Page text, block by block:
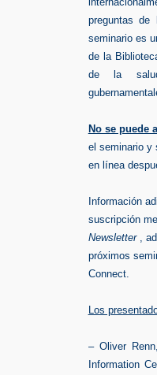
preguntas de
seminario es
de la
de la
No se puede
el seminario y
en línea
Información
suscripción
Newsletter,
próximos
Connect.
Los
– Oliver
Information